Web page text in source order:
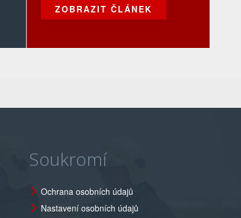
ZOBRAZIT ČLÁNEK
Soukromí
Ochrana osobních údajů
Nastavení osobních údajů